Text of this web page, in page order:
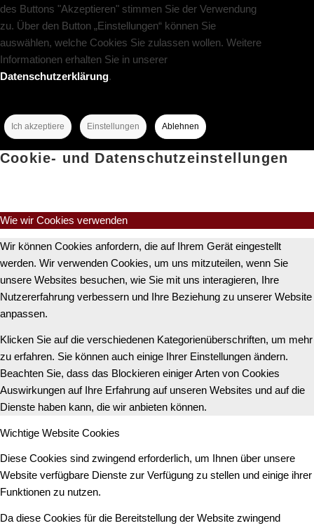
des Buttons "Akzeptieren" stimmen Sie der Verwendung
zu. Über den Button „Einstellungen“ können Sie
auswählen, welche Cookies Sie zulassen wollen. Weitere
Informationen erhalten Sie in unserer
Datenschutzerklärung.
Ich akzeptiere Einstellungen Ablehnen
Cookie- und Datenschutzeinstellungen
Wie wir Cookies verwenden
Wir können Cookies anfordern, die auf Ihrem Gerät eingestellt
werden. Wir verwenden Cookies, um uns mitzuteilen, wenn Sie
unsere Websites besuchen, wie Sie mit uns interagieren, Ihre
Nutzererfahrung verbessern und Ihre Beziehung zu unserer Website
anpassen.
Klicken Sie auf die verschiedenen Kategorienüberschriften, um mehr
zu erfahren. Sie können auch einige Ihrer Einstellungen ändern.
Beachten Sie, dass das Blockieren einiger Arten von Cookies
Auswirkungen auf Ihre Erfahrung auf unseren Websites und auf die
Dienste haben kann, die wir anbieten können.
Wichtige Website Cookies
Diese Cookies sind zwingend erforderlich, um Ihnen über unsere
Website verfügbare Dienste zur Verfügung zu stellen und einige ihrer
Funktionen zu nutzen.
Da diese Cookies für die Bereitstellung der Website zwingend